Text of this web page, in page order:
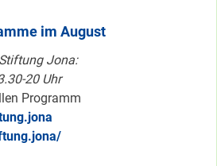
im August
Jona:
20 Uhr
Programm